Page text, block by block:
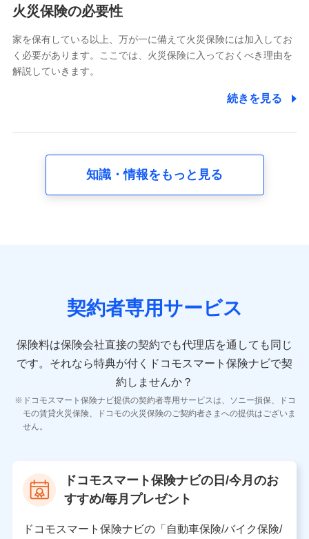
電話対応の品質向上およびお問合せ内容の正確な把握のため
6.採用応募者の個人情報
採用選考および入社手続を実施するため
8.取引先個人情報
取引先としての選定業務、営業情報の提供業務、契約締結手
10.受託業務の 個人情報
11.マイカー通勤管理クラウド並びに法人向けASPサー
ビスに関してのお問い合わせ情報
各種お問い合わせに対応するため
当社のサービスに関する情報提供や、皆様に有用なお知らせ
をお送りするため
当社の対応品質向上やお問い合わせ内容の正確な把握のため
個人情報保護管理者の職名、連絡先
〒103-0013 東京都中央区日本橋人形町2-14-10 アー
火災保険の必要性
家を保有している以上、万が一に備えて火災保険には加入してお
く必要があります。ここでは、火災保険に入っておくべき理由を
解説していきます。
続きを見る
知識・情報をもっと見る
契約者専用サービス
保険料は保険会社直接の契約でも代理店を通しても同じ
です。 それなら特典が付くドコモスマート保険ナビで契
約しませんか？
ドコモスマート保険ナビ提供の契約者専用サービスは、ソニー損保、ドコ
モの賃貸火災保険、ドコモの火災保険のご契約者さまへの提供はございま
せん。
ドコモスマート保険ナビの日/今月のお
すすめ/毎月プレゼント
ドコモスマート保険ナビの「自動車保険/バイク保険/